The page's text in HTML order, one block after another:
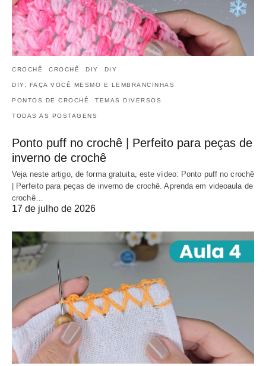
CROCHÊ CROCHÊ DIY DIY
DIY, FAÇA VOCÊ MESMO E LEMBRANCINHAS
PONTOS DE CROCHÊ TEMAS DIVERSOS
TODAS AS POSTAGENS
Ponto puff no crochê | Perfeito para peças de
inverno de crochê
Veja neste artigo, de forma gratuita, este vídeo: Ponto puff no crochê
| Perfeito para peças de inverno de crochê. Aprenda em videoaula de
crochê…
17 de julho de 2026